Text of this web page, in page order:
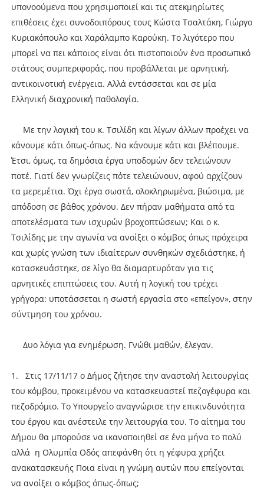
υπονοούμενα που χρησιμοποιεί και τις ατεκμηρίωτες
επιθέσεις έχει συνοδοιπόρους τους Κώστα Τσαλτάκη, Γιώργο
Κυριακόπουλο και Χαράλαμπο Καρούκη. Το λιγότερο που
μπορεί να πει κάποιος είναι ότι πιστοποιούν ένα προσωπικό
στάτους συμπεριφοράς, που προβάλλεται με αρνητική,
αντικοινοτική ενέργεια. Αλλά εντάσσεται και σε μία
Ελληνική διαχρονική παθολογία.
Με την λογική του κ. Τσιλίδη και λίγων άλλων προέχει να
κάνουμε κάτι όπως-όπως. Να κάνουμε κάτι και βλέπουμε.
Έτσι, όμως, τα δημόσια έργα υποδομών δεν τελειώνουν
ποτέ. Γιατί δεν γνωρίζεις πότε τελειώνουν, αφού αρχίζουν
τα μερεμέτια. Όχι έργα σωστά, ολοκληρωμένα, βιώσιμα, με
απόδοση σε βάθος χρόνου. Δεν πήραν μαθήματα από τα
αποτελέσματα των ισχυρών βροχοπτώσεων; Και ο κ.
Τσιλίδης με την αγωνία να ανοίξει ο κόμβος όπως πρόχειρα
και χωρίς γνώση των ιδιαίτερων συνθηκών σχεδιάστηκε, ή
κατασκευάστηκε, σε λίγο θα διαμαρτυρόταν για τις
αρνητικές επιπτώσεις του. Αυτή η λογική του τρέχει
γρήγορα: υποτάσσεται η σωστή εργασία στο «επείγον», στην
σύντμηση του χρόνου.
Δυο λόγια για ενημέρωση. Γνώθι μαθών, έλεγαν.
1. Στις 17/11/17 ο Δήμος ζήτησε την αναστολή λειτουργίας
του κόμβου, προκειμένου να κατασκευαστεί πεζογέφυρα και
πεζοδρόμιο. Το Υπουργείο αναγνώρισε την επικινδυνότητα
του έργου και ανέστειλε την λειτουργία του. Το αίτημα του
Δήμου θα μπορούσε να ικανοποιηθεί σε ένα μήνα το πολύ
αλλά η Ολυμπία Οδός απεφάνθη ότι η γέφυρα χρήζει
ανακατασκευής Ποια είναι η γνώμη αυτών που επείγονται
να ανοίξει ο κόμβος όπως-όπως;